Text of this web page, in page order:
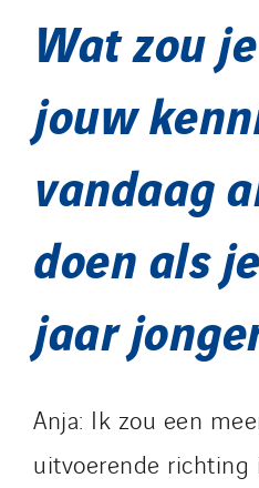
Wat zou
jouw
vandaag
doen als
jaar
Anja: Ik zou een
uitvoerende richting